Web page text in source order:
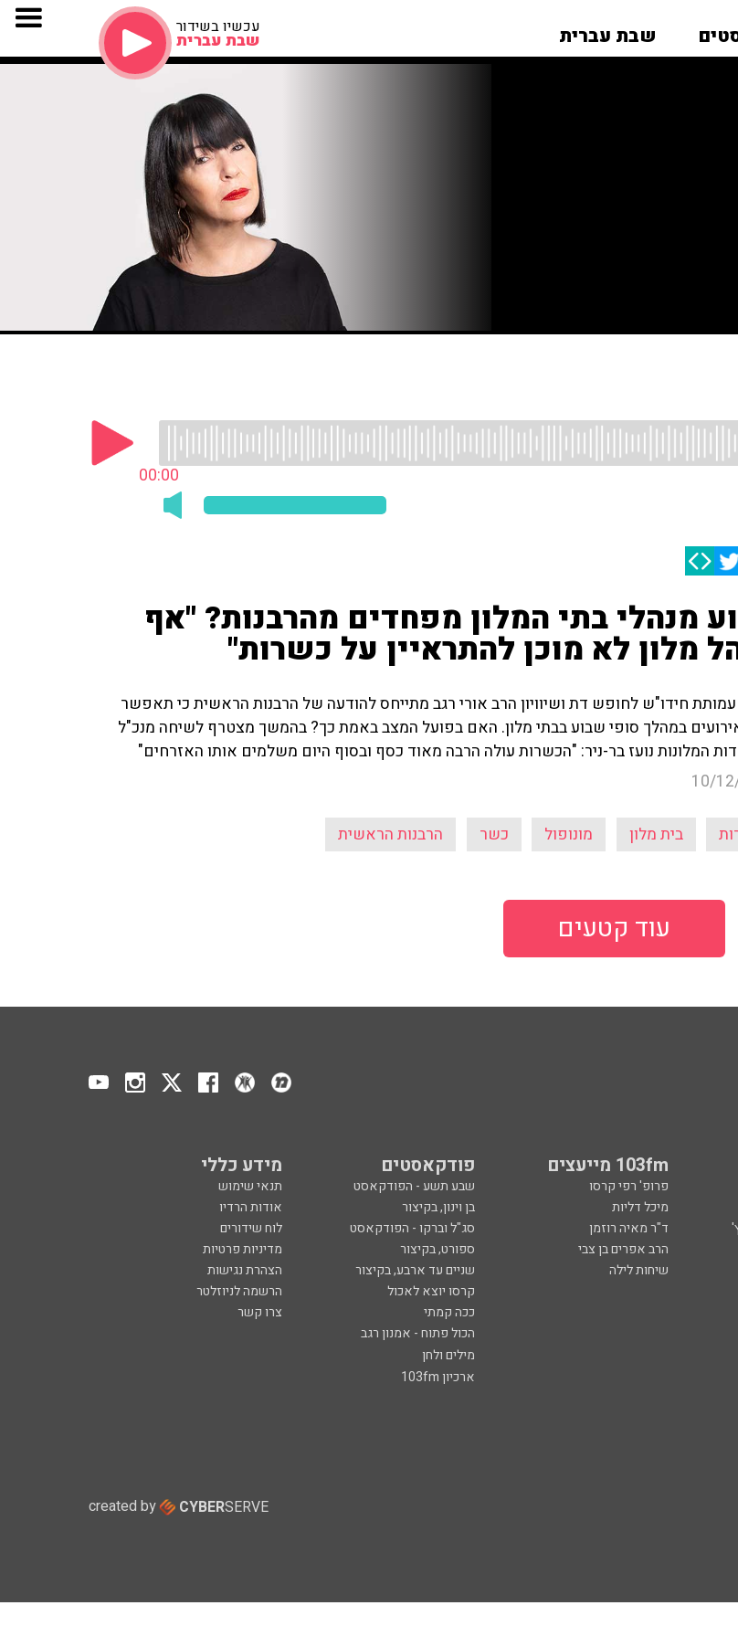
שבת עברית עכשיו בשידור
שבת עברית
00:00
מנהלי בתי המלון מפחדים מהרבנות? "אף
מלון לא מוכן להתראיין על כשרות"
חידו"ש לחופש דת ושיוויון הרב אורי רגב מתייחס להודעה של הרבנות הראשית כי תאפשר
במהלך סופי שבוע בבתי מלון. האם בפועל המצב באמת כך? בהמשך מצטרף לשיחה מנכ"ל
המלונות נועז בר-ניר: "הכשרות עולה הרבה מאוד כסף ובסוף היום משלמים אותו האזרחים"
10/
בית מלון מונופול כשר הרבנות הראשית
עוד קטעים
103fm מייעצים פודקאסטים מידע כללי
פרופ' רפי קרסו שבע תשע - הפודקאסט
תנאי שימוש
מיכל דליות בן וינון, בקיצור
אודות הרדיו
ד"ר מאיה רוזמן סג"ל וברקו - הפודקאסט
לוח שידורים
הרב אפרים בן צבי ספורט, בקיצור
מדיניות פרטיות
שיחות לילה שניים עד ארבע, בקיצור
הצהרת נגישות
קרסו יוצא לאכול
הרשמה לניוזלטר
ככה קמתי
צרו קשר
הכול פתוח - אמנון רגב
מילים ולחן
ארכיון 103fm
created by CYBERSERVE